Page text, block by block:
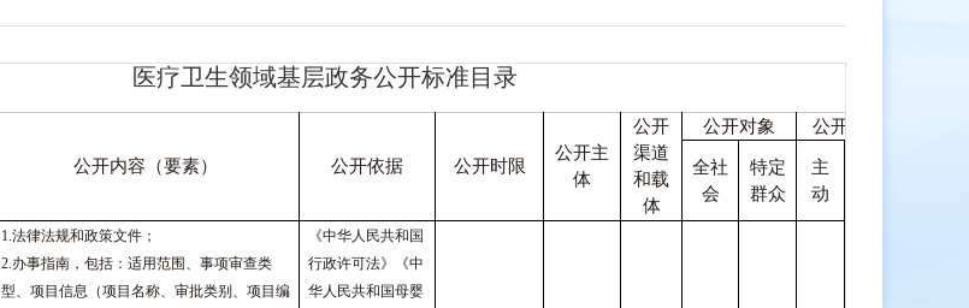
医疗卫生领域基层政务公开标准目录
公开内容（要素） 公开依据 公开时限
公开主
体
公开
渠道
和载
体
公开对象 公开方式
全社
会
特定
群众
主
动
1.法律法规和政策文件；
2.办事指南，包括：适用范围、事项审查类
型、项目信息（项目名称、审批类别、项目编
《中华人民共和国
行政许可法》《中
华人民共和国母婴